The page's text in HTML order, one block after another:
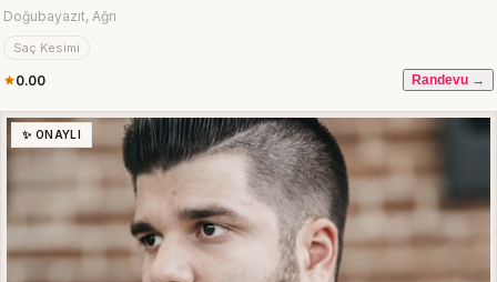
Doğubayazıt, Ağrı
Saç Kesimi
0.00 Randevu →
✨ ONAYLI